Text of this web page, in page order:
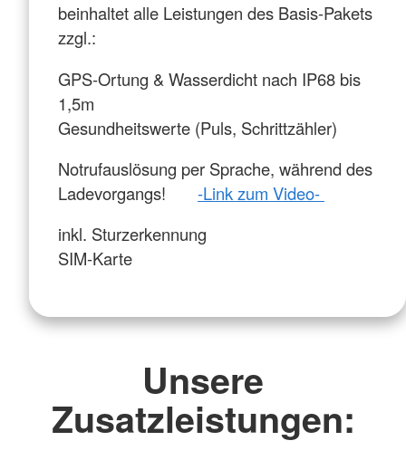
beinhaltet alle Leistungen des Basis-Pakets
zzgl.:
GPS-Ortung & Wasserdicht nach IP68 bis
1,5m
Gesundheitswerte (Puls, Schrittzähler)
Notrufauslösung per Sprache, während des
Ladevorgangs! -Link zum Video-
inkl. Sturzerkennung
SIM-Karte
Unsere
Zusatzleistungen: